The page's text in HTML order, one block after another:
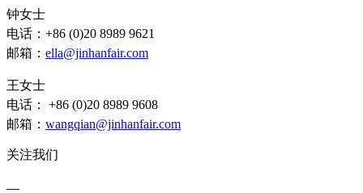
钟女士
电话：+86 (0)20 8989 9621
邮箱： ella@jinhanfair.com
王女士
电话： +86 (0)20 8989 9608
邮箱： wangqian@jinhanfair.com
关注我们